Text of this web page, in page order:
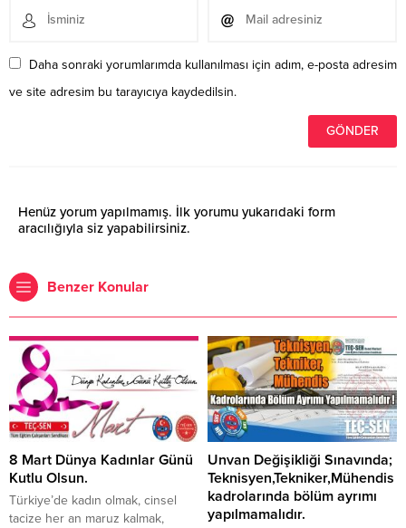
Daha sonraki yorumlarımda kullanılması için adım, e-posta adresim
ve site adresim bu tarayıcıya kaydedilsin.
Henüz yorum yapılmamış. İlk yorumu yukarıdaki form
aracılığıyla siz yapabilirsiniz.
Benzer Konular
8 Mart Dünya Kadınlar Günü
Kutlu Olsun.
Türkiye’de kadın olmak, cinsel
tacize her an maruz kalmak,
Unvan Değişikliği Sınavında;
Teknisyen,Tekniker,Mühendis
kadrolarında bölüm ayrımı
yapılmamalıdır.